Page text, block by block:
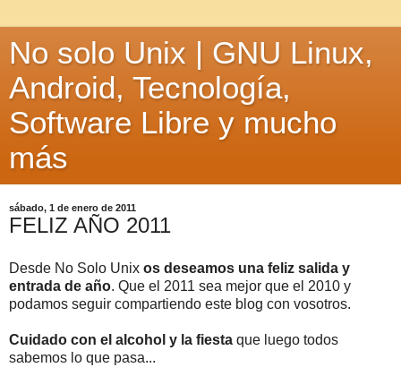
No solo Unix | GNU Linux,
Android, Tecnología,
Software Libre y mucho
más
sábado, 1 de enero de 2011
FELIZ AÑO 2011
Desde No Solo Unix os deseamos una feliz salida y
entrada de año. Que el 2011 sea mejor que el 2010 y
podamos seguir compartiendo este blog con vosotros.
Cuidado con el alcohol y la fiesta que luego todos
sabemos lo que pasa...